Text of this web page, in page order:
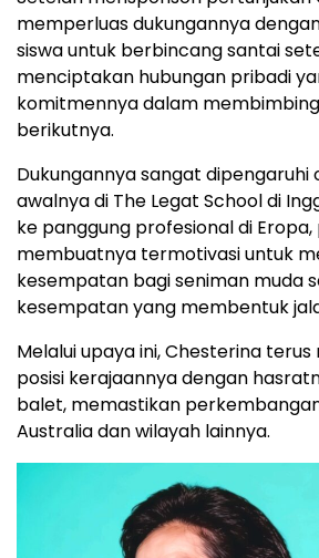
memperluas dukungannya
siswa untuk berbincang santai
menciptakan hubungan pribadi
komitmennya dalam
berikutnya.
Dukungannya sangat dipengaruhi
awalnya di The Legat School di
ke panggung profesional di
membuatnya termotivasi untuk
kesempatan bagi seniman muda
kesempatan yang membentuk
Melalui upaya ini, Chesterina
posisi kerajaannya dengan
balet, memastikan
Australia dan wilayah lainnya.